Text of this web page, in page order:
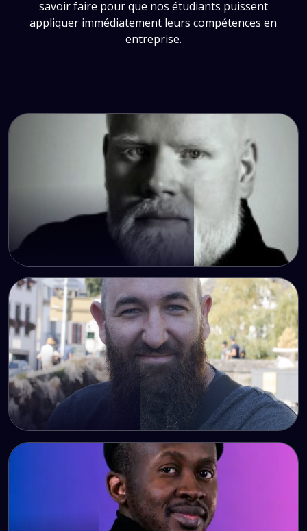
savoir faire pour que nos étudiants puissent
appliquer immédiatement leurs compétences en
entreprise.
Adrien
Gérant & Architecte Solutions Owlnext
Maxime
Lead Developer Full Stack